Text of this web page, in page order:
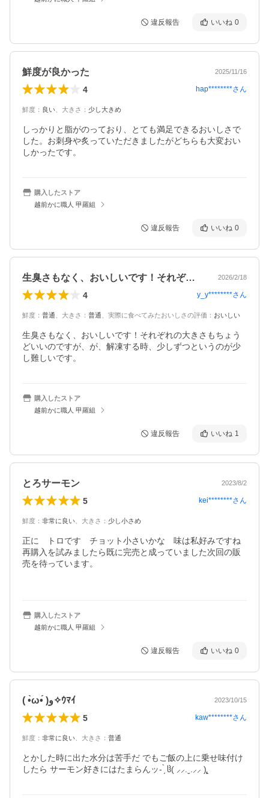
違反報告 いいね 0
鮮度が良かった 2025/11/16
4 hap********さん
鮮度 ： 良い 大きさ ： 少し大きめ
しっかりと脂がのっており、とても満足できるおいしさで
した。お刺身や炙っていただきましたがどちらも大変おい
しかったです。
購入したストア
越前かに職人 甲羅組
違反報告 いいね 0
生臭さもなく、おいしいです！それぞれの… 2026/2/18
4 y_y********さん
鮮度 ： 普通 大きさ ： 普通 実際に食べてみたおいしさの評価 ： おいしい
生臭さもなく、おいしいです！それぞれの大きさもちょう
どいいのですが、が、解凍する時、少しずつというのが少
し難しいです。
購入したストア
越前かに職人 甲羅組
違反報告 いいね 1
とろサーモン 2023/8/2
5 kei********さん
鮮度 ： 非常に良い 大きさ ： 少し小さめ
正に　トロです　チョット小さいかな　味は私好みですね
再購入を試みましたら既に完売と成っていました次回の販
売を待っています。
購入したストア
越前かに職人 甲羅組
違反報告 いいね 0
( •̀ω•́ )و✧ｳﾏｲ 2023/10/15
5 kaw********さん
鮮度 ： 非常に良い 大きさ ： 普通
とかした時に出た水分は苦手だ でもご飯の上に乗せ味付け
したら サーモン好きにはたまらんッ- ̗̀ ჱ( ⸝⸝.ˬ.⸝⸝ )̧̢